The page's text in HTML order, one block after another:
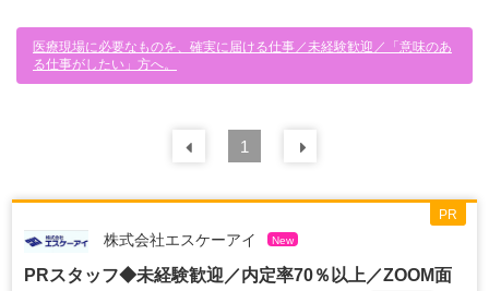
医療現場に必要なものを、確実に届ける仕事／未経験歓迎／「意味のあ
る仕事がしたい」方へ。
前の 件
1
株式会社エスケーアイ New
PRスタッフ◆未経験歓迎／内定率70％以上／ZOOM面
PR